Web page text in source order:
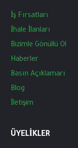
İş Fırsatları
İhale İlanları
Bizimle Gönüllü Ol
Haberler
Basın Açıklamarı
Blog
İletişim
ÜYELIKLER